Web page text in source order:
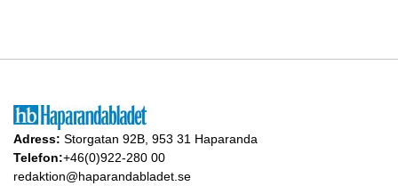
Adress: Storgatan 92B, 953 31 Haparanda
Telefon:+46(0)922-280 00
redaktion@haparandabladet.se